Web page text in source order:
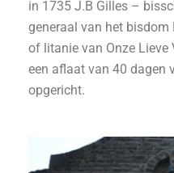
in 1735 J.B Gilles –
generaal van het
of litanie van Onze Lieve
een aflaat van 40 dagen
opgericht.